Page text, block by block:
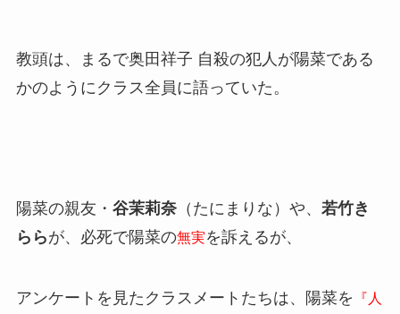
教頭は、まるで奥田祥子 自殺の犯人が陽菜である
かのようにクラス全員に語っていた。
陽菜の親友・ 谷茉莉奈（たにまりな）や、 若竹き
ららが、必死で陽菜の無実を訴えるが、
アンケートを見たクラスメートたちは、陽菜を
『人